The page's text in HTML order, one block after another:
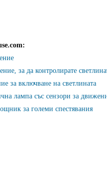
:
за да контролирате
за включване на светлината
лампа със сензори за
за големи спестявания